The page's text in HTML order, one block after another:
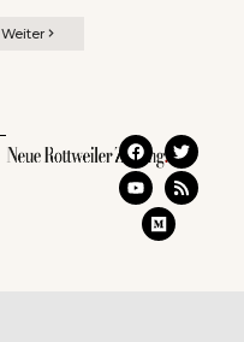
Weiter